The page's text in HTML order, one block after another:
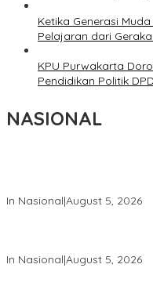
Ketika Generasi
Pelajaran dari
KPU Purwakarta
Pendidikan Politik
NASIONAL
In Nasional|August 5, 2026
In Nasional|August 5, 2026